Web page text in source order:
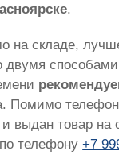
.
на складе,
двумя
Помимо
выдан товар на
телефону+7